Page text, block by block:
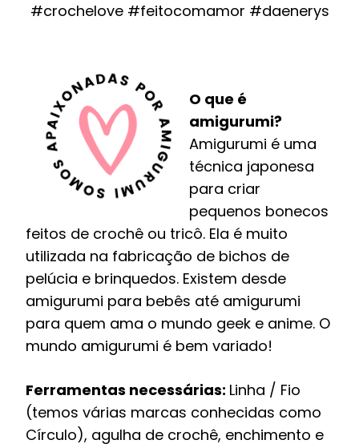
#crochelove #feitocomamor #daenerys
O que é
amigurumi?
Amigurumi é uma
técnica japonesa
para criar
pequenos bonecos
feitos de crochê ou tricô. Ela é muito
utilizada na fabricação de bichos de
pelúcia e brinquedos. Existem desde
amigurumi para bebês até amigurumi
para quem ama o mundo geek e anime. O
mundo amigurumi é bem variado!
Ferramentas necessárias: Linha / Fio
(temos várias marcas conhecidas como
Círculo), agulha de crochê, enchimento e